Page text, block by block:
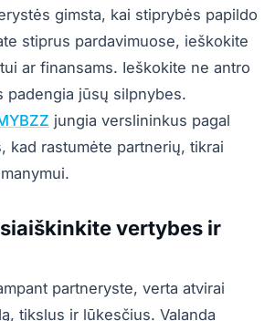
gimsta, kai stiprybės papildo
stiprus pardavimuose, ieškokite
ar finansams. Ieškokite ne antro
padengia jūsų silpnybes.
jungia verslininkus pagal
kad rastumėte partnerių, tikrai
vertybes ir
partneryste, verta atvirai
tikslus ir lūkesčius. Valanda